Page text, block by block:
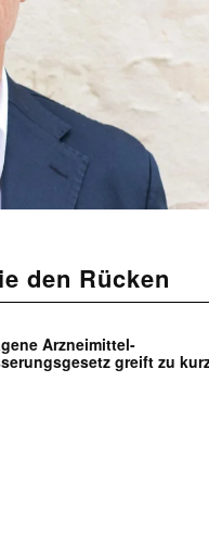
den Rücken
Arzneimittel-
greift zu